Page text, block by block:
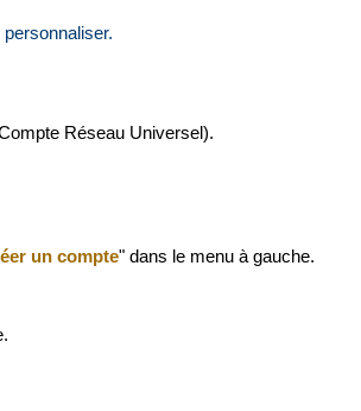
Réseau Universel).
un compte" dans le menu à gauche.